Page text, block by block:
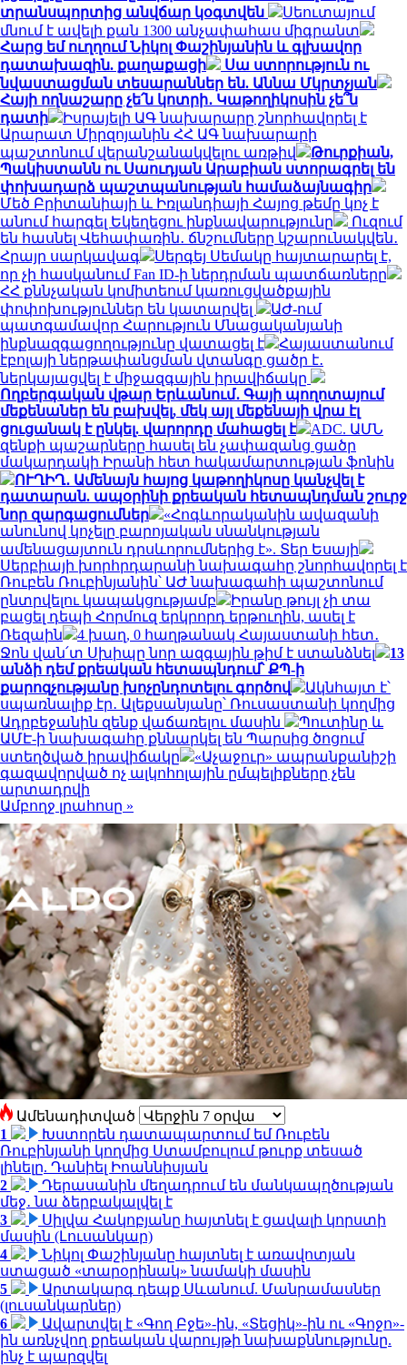
տրանսպորտից անվճար կօգտվեն
Սեուտայում
մնում է ավելի քան 1300 անչափահաս միգրանտ
Հարց եմ ուղղում Նիկոլ Փաշինյանին և գլխավոր
դատախազին. քաղաքացի
Սա ստորություն ու
նվաստացման տեսարաններ են. Աննա Մկրտչյան
Հայի ողնաշարը չե՛ն կոտրի․ Կաթողիկոսին չե՞ն
դատի
Իսրայելի ԱԳ նախարարը շնորհավորել է
Արարատ Միրզոյանին ՀՀ ԱԳ նախարարի
պաշտոնում վերանշանակվելու առթիվ
Թուրքիան,
Պակիստանն ու Սաուդյան Արաբիան ստորագրել են
փոխադարձ պաշտպանության համաձայնագիր
Մեծ Բրիտանիայի և Իռլանդիայի Հայոց թեմը կոչ է
անում հարգել Եկեղեցու ինքնավարությունը
Ուզում
են հասնել Վեհափառին․ ճնշումները կշարունակվեն․
Հրայր սարկավագ
Սերգեյ Սեմակը հայտարարել է,
որ չի հասկանում Fan ID-ի ներդրման պատճառները
ՀՀ քննչական կոմիտեում կառուցվածքային
փոփոխություններ են կատարվել
ԱԺ-ում
պատգամավոր Հարություն Մնացականյանի
ինքնազգացողությունը վատացել է
Հայաստանում
էբոլայի ներթափանցման վտանգը ցածր է․
ներկայացվել է միջազգային իրավիճակը
Ողբերգական վթար Երևանում․ Գայի պողոտայում
մեքենաներ են բախվել, մեկ այլ մեքենայի վրա էլ
ցուցանակ է ընկել. վարորդը մահացել է
ADC. ԱՄՆ
զենքի պաշարները հասել են չափազանց ցածր
մակարդակի Իրանի հետ հակամարտության ֆոնին
ՈՒՂԻՂ․ Ամենայն հայոց կաթողիկոսը կանչվել է
դատարան. ապօրինի քրեական հետապնդման շուրջ
նոր զարգացումներ
«Հոգևորականին ավազանի
անունով կոչելը բարոյական սնանկության
ամենացայտուն դրսևորումներից է». Տեր Եսայի
Սերբիայի խորհրդարանի նախագահը շնորհավորել է
Ռուբեն Ռուբինյանին՝ ԱԺ նախագահի պաշտոնում
ընտրվելու կապակցությամբ
Իրանը թույլ չի տա
բացել դեպի Հորմուզ երկրորդ երթուղին, ասել է
Ռեզաին
4 խաղ, 0 հաղթանակ Հայաստանի հետ․
Ջոն վան՛տ Սխիպը նոր ազգային թիմ է ստանձնել
13
անձի դեմ քրեական հետապնդում՝ ՔՊ-ի
քարոզչությանը խոչընդոտելու գործով
Ակնհայտ է՝
սպառնալիք էր․ Ալեքսանյանը՝ Ռուսաստանի կողմից
Ադրբեջանին զենք վաճառելու մասին
Պուտինը և
ԱՄԷ-ի նախագահը քննարկել են Պարսից ծոցում
ստեղծված իրավիճակը
«Աչաջուր» ապրանքանիշի
գազավորված ոչ ալկոհոլային ըմպելիքները չեն
արտադրվի
Ամբողջ լրահոսը »
Ամենադիտված
1
Խստորեն դատապարտում եմ Ռուբեն
Ռուբինյանի կողմից Ստամբուլում թուրք տեսած
լինելը. Դանիել Իոաննիսյան
2
Դերասանին մեղադրում են մանկապղծության
մեջ․ նա ձերբակալվել է
3
Սիլվա Հակոբյանը հայտնել է ցավալի կորստի
մասին (Լուսանկար)
4
Նիկոլ Փաշինյանը հայտնել է առավոտյան
ստացած «տարօրինակ» նամակի մասին
5
Արտակարգ դեպք Սևանում. Մանրամասներ
(լուսանկարներ)
6
Ավարտվել է «Գող Բջե»-ին, «Տեցիկ»-ին ու «Գոջո»-
ին առնչվող քրեական վարույթի նախաքննությունը.
ինչ է պարզվել